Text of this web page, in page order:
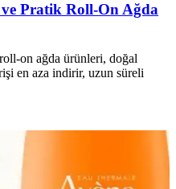
Pratik Roll-On Ağda
on ağda ürünleri, doğal
en aza indirir, uzun süreli